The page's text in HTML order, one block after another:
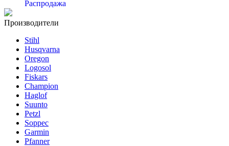
Производители
Stihl
Husqvarna
Oregon
Logosol
Fiskars
Champion
Haglof
Suunto
Petzl
Soppec
Garmin
Pfanner